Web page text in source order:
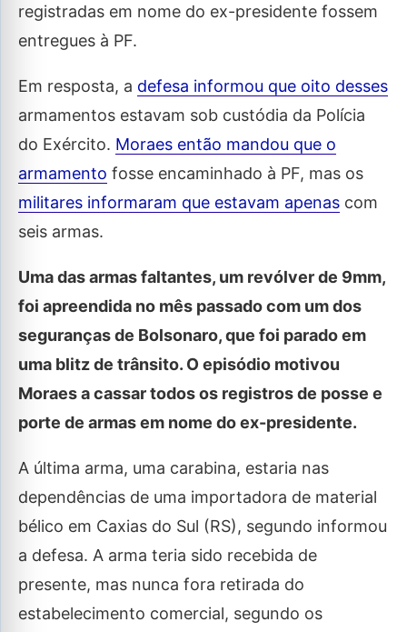
registradas em nome do ex-presidente fossem
entregues à PF.
Em resposta, a defesa informou que oito desses
armamentos estavam sob custódia da Polícia
do Exército. Moraes então mandou que o
armamento fosse encaminhado à PF, mas os
militares informaram que estavam apenas com
seis armas.
Uma das armas faltantes, um revólver de 9mm,
foi apreendida no mês passado com um dos
seguranças de Bolsonaro, que foi parado em
uma blitz de trânsito. O episódio motivou
Moraes a cassar todos os registros de posse e
porte de armas em nome do ex-presidente.
A última arma, uma carabina, estaria nas
dependências de uma importadora de material
bélico em Caxias do Sul (RS), segundo informou
a defesa. A arma teria sido recebida de
presente, mas nunca fora retirada do
estabelecimento comercial, segundo os